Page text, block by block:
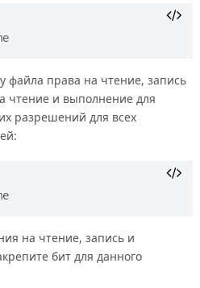
файла права на чтение, запись
чтение и выполнение для
разрешений для всех
на чтение, запись и
бит для данного